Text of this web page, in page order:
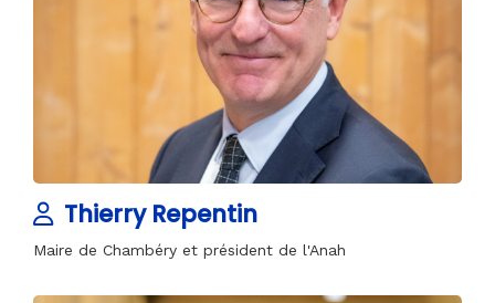
Thierry Repentin
Maire de Chambéry et président de l'Anah